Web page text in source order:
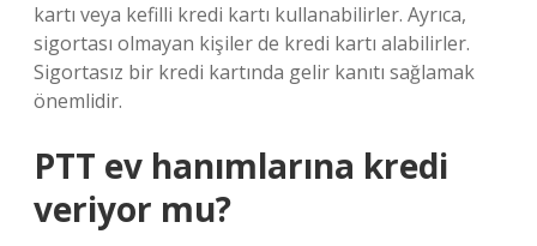
kartı veya kefilli kredi kartı kullanabilirler. Ayrıca,
sigortası olmayan kişiler de kredi kartı alabilirler.
Sigortasız bir kredi kartında gelir kanıtı sağlamak
önemlidir.
PTT ev hanımlarına kredi
veriyor mu?